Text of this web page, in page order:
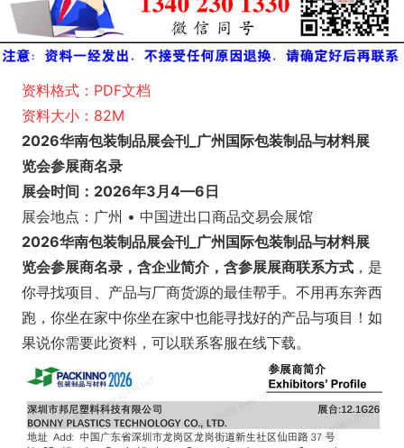
资料格式：PDF文档
资料大小：82M
2026华南包装制品展会刊_广州国际包装制品与材料展
览会参展商名录
展会时间：2026年3月4—6日
展会地点：广州 • 中国进出口商品交易会展馆
2026华南包装制品展会刊_广州国际包装制品与材料展
览会参展商名录，含企业简介，含参展展商联系方式 ，是
你寻找项目、产品与厂商货源的最佳帮手。不用再东奔西
跑，你坐在家中你坐在家中也能寻找好的产品与项目！如
果说你需要此资料，可以联系客服在线下载。